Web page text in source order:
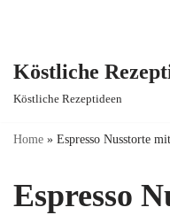
content
Köstliche
Köstliche Rezeptideen
Home » Espresso Nusstorte
Espresso